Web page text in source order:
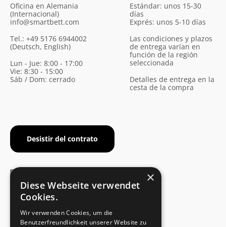
Oficina en Alemania
(Internacional)
info@smartbett.com
Tel.: +49 5176 6944002
(Deutsch, English)
Lun - Jue: 8:00 - 17:00
Vie: 8:30 - 15:00
Sáb / Dom: cerrado
Desistir del contrato
Estándar: unos 15-30
días
Exprés: unos 5-10 días
Las condiciones y plazos
de entrega varían en
función de la región
seleccionada
Detalles de entrega en la
cesta de la compra
Cumplimiento de la norma de seguridad
×
Diese Webseite verwendet
Cookies.
Wir verwenden Cookies, um die
Benutzerfreundlichkeit unserer Website zu